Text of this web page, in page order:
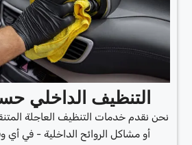
التنظيف الداخلي
نحن نقدم خدمات التنظيف العاجلة
أو مشاكل الروائح الداخلية - في